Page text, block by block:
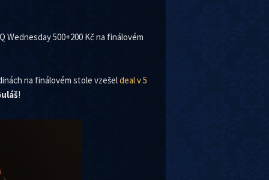
500+200 Kč na finálovém
na finálovém stole vzešeldeal v 5
!